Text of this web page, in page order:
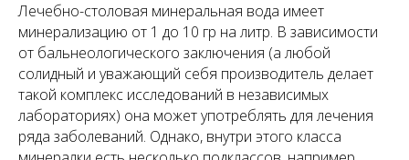
Лечебно-столовая минеральная вода имеет
минерализацию от 1 до 10 гр на литр. В зависимости
от бальнеологического заключения (а любой
солидный и уважающий себя производитель делает
такой комплекс исследований в независимых
лабораториях) она может употреблять для лечения
ряда заболеваний. Однако, внутри этого класса